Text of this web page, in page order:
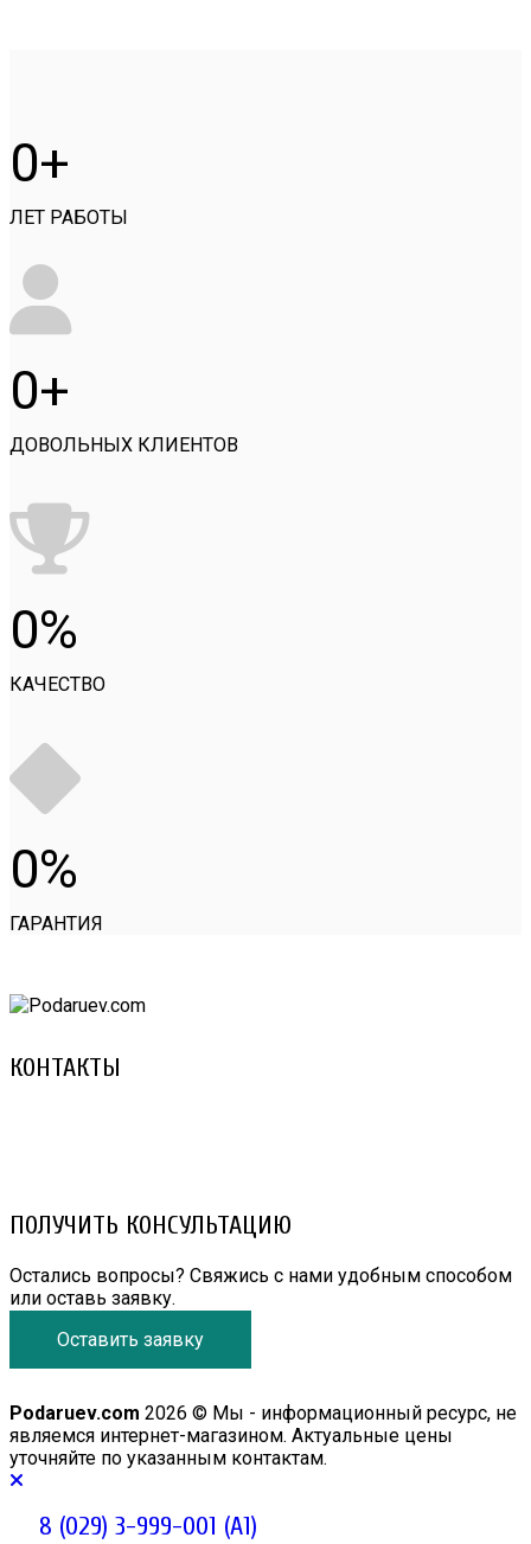
0
ЛЕТ РАБОТЫ
0
ДОВОЛЬНЫХ КЛИЕНТОВ
0
КАЧЕСТВО
0
ГАРАНТИЯ
КОНТАКТЫ
ПОЛУЧИТЬ КОНСУЛЬТАЦИЮ
Остались вопросы? Свяжись с нами удобным способом
или оставь заявку.
Оставить заявку
Podaruev.com 2026 © Мы - информационный ресурс, не
являемся интернет-магазином. Актуальные цены
уточняйте по указанным контактам.
8 (029) 3-999-001 (A1)